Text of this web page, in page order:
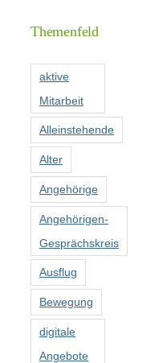
Themenfeld
aktive
Mitarbeit
Alleinstehende
Alter
Angehörige
Angehörigen-
Gesprächskreis
Ausflug
Bewegung
digitale
Angebote